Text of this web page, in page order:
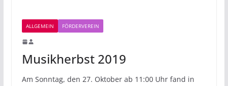
ALLGEMEIN FÖRDERVEREIN
Musikherbst 2019
Am Sonntag, den 27. Oktober ab 11:00 Uhr fand in